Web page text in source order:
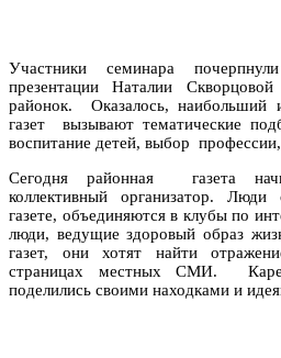
Участники семинара
презентации Наталии
районок. Оказалось, наибольший
газет вызывают тематические
воспитание детей, выбор
Сегодня районная газета
коллективный организатор. Люди
газете, объединяются в клубы по
люди, ведущие здоровый образ
газет, они хотят найти
страницах местных СМИ.
поделились своими находками и